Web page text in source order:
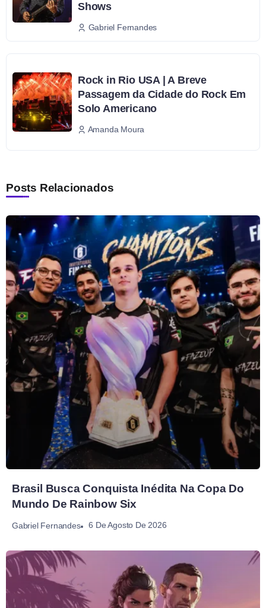
Shows
Gabriel Fernandes
Rock in Rio USA | A Breve
Passagem da Cidade do Rock Em
Solo Americano
Amanda Moura
Posts Relacionados
Brasil Busca Conquista Inédita Na Copa Do
Mundo De Rainbow Six
Gabriel Fernandes 6 De Agosto De 2026